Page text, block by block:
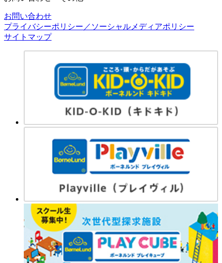
お問い合わせ
プライバシーポリシー／ソーシャルメディアポリシー
サイトマップ